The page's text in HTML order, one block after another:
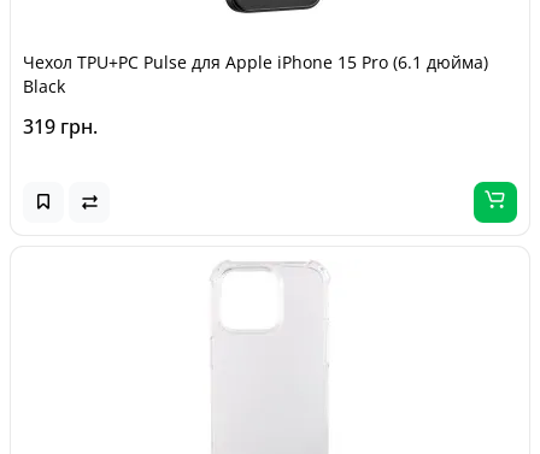
Чехол TPU+PC Pulse для Apple iPhone 15 Pro (6.1 дюйма)
Black
319 грн.